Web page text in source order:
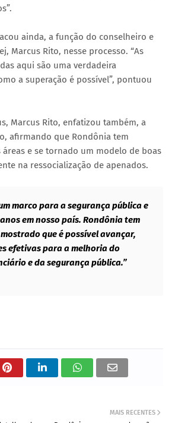
ainda, a função do conselheiro e
Marcus Rito, nesse processo. “As
aqui são uma verdadeira
a superação é possível”, pontuou
Marcus Rito, enfatizou também, a
afirmando que Rondônia tem
áreas e se tornado um modelo de boas
na ressocialização de apenados.
marco para a segurança pública e
em nosso país. Rondônia tem
que é possível avançar,
efetivas para a melhoria do
e da segurança pública.”
MAIS RECENTES